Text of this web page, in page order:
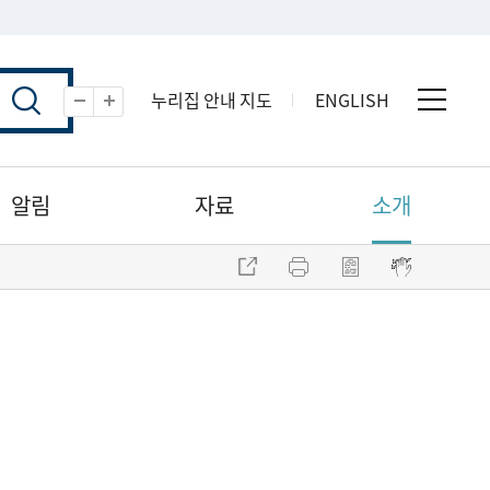
축소 누리집 안내 지도 ENGLISH
알림 자료 소개
주소 복사 프린트 점자파일 내려받기